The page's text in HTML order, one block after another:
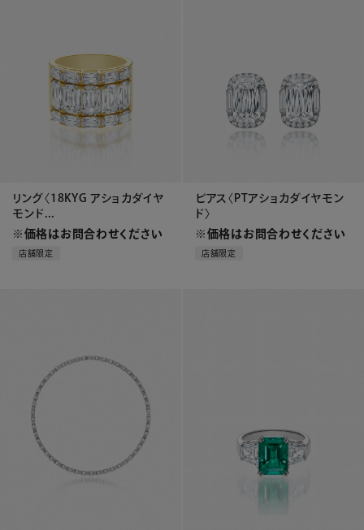
リング〈18KYG アショカダイヤ
モンド...
※価格はお問合わせください
店舗限定
ピアス〈PTアショカダイヤモン
ド〉
※価格はお問合わせください
店舗限定